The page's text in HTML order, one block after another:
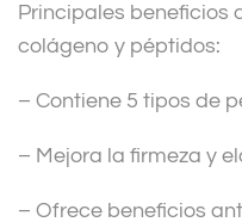
Principales beneficios
colágeno y péptidos:
– Contiene 5 tipos de
– Mejora la firmeza y
– Ofrece beneficios